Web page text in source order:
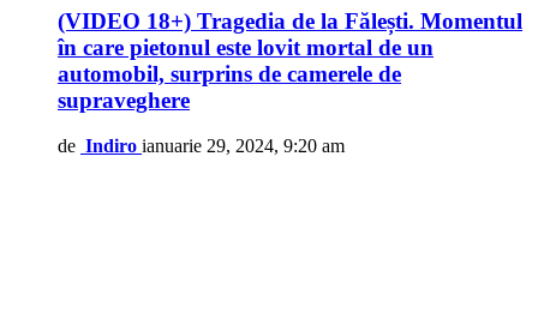
(VIDEO 18+) Tragedia de la Fălești. Momentul
în care pietonul este lovit mortal de un
automobil, surprins de camerele de
supraveghere
de Indiro ianuarie 29, 2024, 9:20 am